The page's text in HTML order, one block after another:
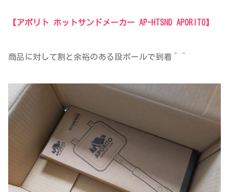
【アポリト ホットサンドメーカー AP-HTSND APORITO】
商品に対して割と余裕のある段ボールで到着＾＾